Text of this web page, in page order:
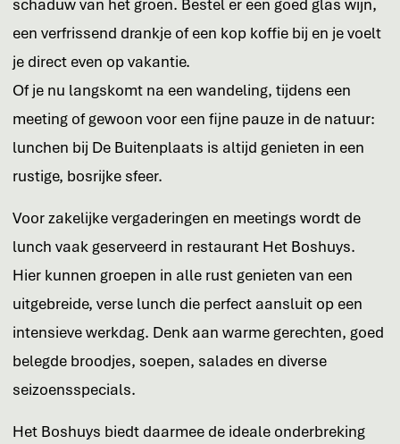
schaduw van het groen. Bestel er een goed glas wijn,
een verfrissend drankje of een kop koffie bij en je voelt
je direct even op vakantie.
Of je nu langskomt na een wandeling, tijdens een
meeting of gewoon voor een fijne pauze in de natuur:
lunchen bij De Buitenplaats is altijd genieten in een
rustige, bosrijke sfeer.
Voor zakelijke vergaderingen en meetings wordt de
lunch vaak geserveerd in restaurant Het Boshuys.
Hier kunnen groepen in alle rust genieten van een
uitgebreide, verse lunch die perfect aansluit op een
intensieve werkdag. Denk aan warme gerechten, goed
belegde broodjes, soepen, salades en diverse
seizoensspecials.
Het Boshuys biedt daarmee de ideale onderbreking